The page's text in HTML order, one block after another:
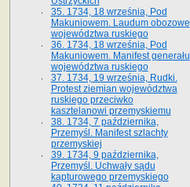
35. 1734, 18 września, Pod
Makuniowem. Laudum obozowe
województwa ruskiego
36. 1734, 18 września, Pod
Makuniowem. Manifest generału
województwa ruskiego
37. 1734, 19 września, Rudki.
Protest ziemian województwa
ruskiego przeciwko
kasztelanowi przemyskiemu
38. 1734, 7 października,
Przemyśl. Manifest szlachty
przemyskiej
39. 1734, 9 października,
Przemyśl. Uchwały sądu
kapturowego przemyskiego